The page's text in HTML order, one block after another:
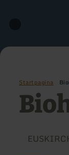
Startpagina